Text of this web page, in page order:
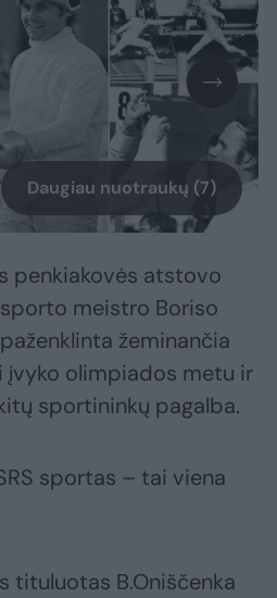
Daugiau nuotraukų (7)
penkiakovės atstovo
meistro Boriso
žeminančia
įvyko olimpiados metu ir
sportininkų pagalba.
sportas – tai viena
tituluotas B.Oniščenka